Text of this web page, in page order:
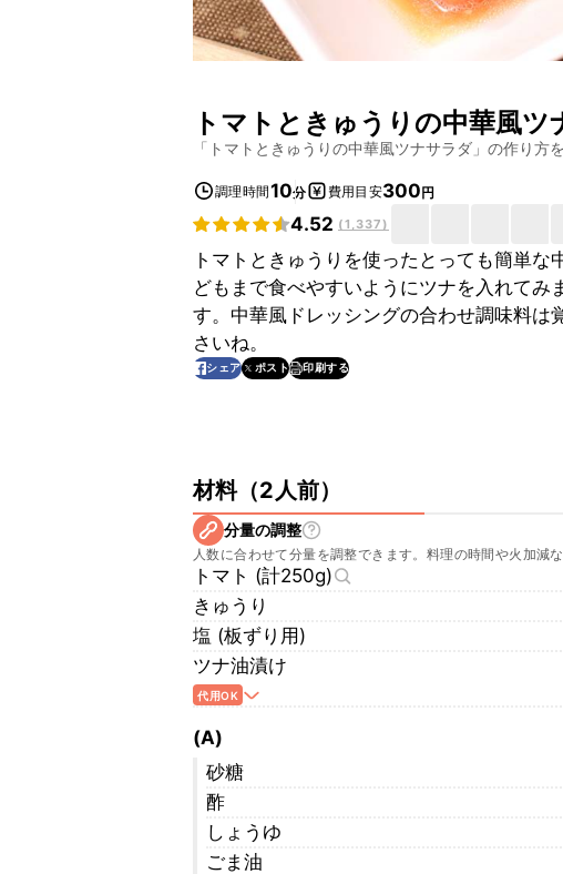
トマトときゅうりの中華風ツ
「 トマトときゅうりの中華風ツナサラダ 」の作り方
調理時間10分 費用目安300円
4.52 (1,337)
トマトときゅうりを使ったとっても簡単
どもまで食べやすいようにツナを入れて
す。中華風ドレッシングの合わせ調味料
さいね。
シェア ポスト 印刷する
材料（2人前）
分量の調整
人数に合わせて分量を調整できます。料理の時間や火加減
トマト (計250g)
きゅうり
塩 (板ずり用)
ツナ油漬け
代用OK
(A)
砂糖
酢
しょうゆ
ごま油